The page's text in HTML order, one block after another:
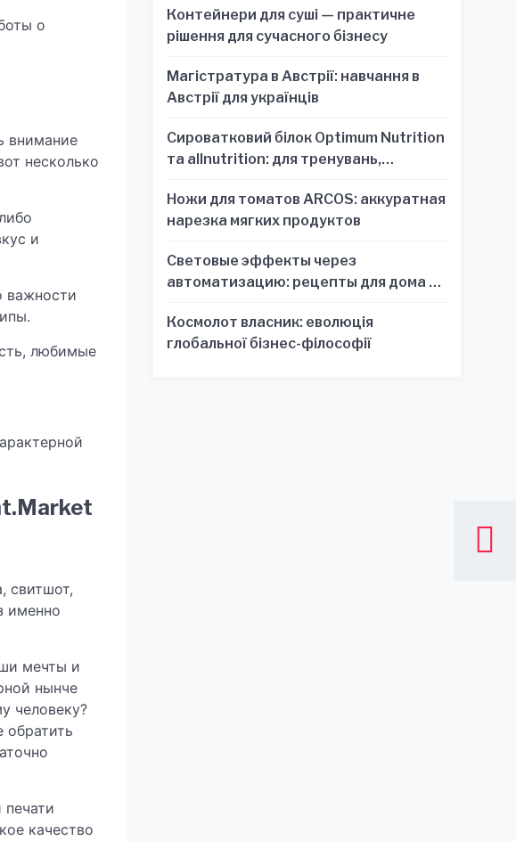
о
внимание
несколько
и
важности
любимые
свитшот,
именно
мечты и
нынче
человеку?
качество
Контейнери для суші — практичне
рішення для сучасного бізнесу
Магістратура в Австрії: навчання в
Австрії для українців
Сироватковий білок Optimum Nutrition
та allnutrition: для тренувань,
Ножи для томатов ARCOS: аккуратная
нарезка мягких продуктов
Световые эффекты через
автоматизацию: рецепты для дома и
Космолот власник: еволюція
глобальної бізнес-філософії